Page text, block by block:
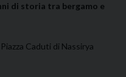
di storia tra bergamo e
Caduti di Nassirya